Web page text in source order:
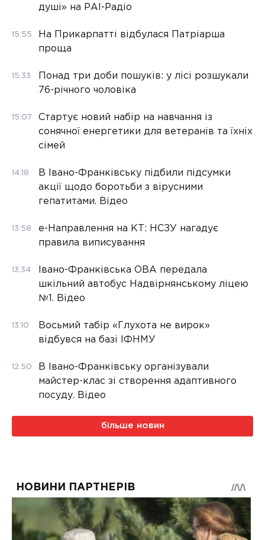
душі» на РАІ-Радіо
15:55
На Прикарпатті відбулася Патріарша
проща
15:33
Понад три доби пошуків: у лісі розшукали
76-річного чоловіка
15:07
Стартує новий набір на навчання із
сонячної енергетики для ветеранів та їхніх
сімей
14:18
В Івано-Франківську підбили підсумки
акції щодо боротьби з вірусними
гепатитами. Відео
13:58
е-Направлення на КТ: НСЗУ нагадує
правила виписування
13:34
Івано-Франківська ОВА передала
шкільний автобус Надвірнянському ліцею
№1. Відео
13:10
Восьмий табір «Глухота не вирок»
відбувся на базі ІФНМУ
12:50
В Івано-Франківську організували
майстер-клас зі створення адаптивного
посуду. Відео
більше новин